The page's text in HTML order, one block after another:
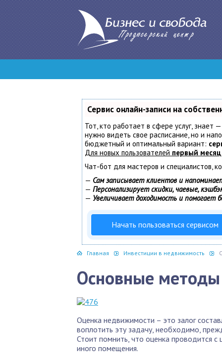
Сервис онлайн-записи на
Тот, кто работает в сфере услуг, знает
нужно видеть свое расписание, но и
бюджетный и оптимальный вариант:
Для новых пользователей первый
Чат-бот для мастеров и специалистов,
— Сам записывает клиентов и
— Персонализирует скидки, чаевые,
— Увеличивает доходимость и помогает
Начать пользоваться сервисом
Главная Инвестиции в недвижимость
Основные
Оценка недвижимости – это залог
воплотить эту задачу, необходимо,
Стоит помнить, что оценка проводится
иного помещения.